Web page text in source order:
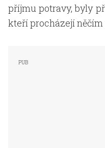
příjmu potravy, byly
kteří procházejí